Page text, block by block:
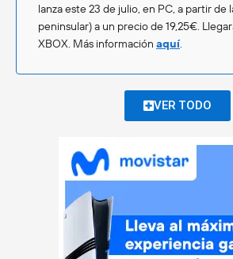
lanza este 23 de julio, en PC, a partir de
peninsular) a un precio de 19,25€.
XBOX. Más información aquí.
VER TODO